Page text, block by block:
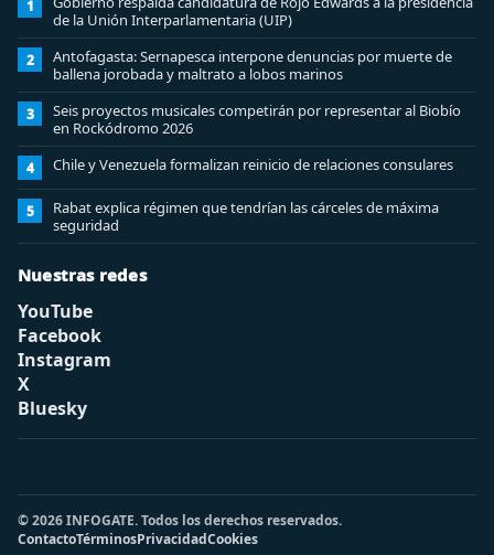
1
de la Unión Interparlamentaria (UIP)
2
Antofagasta: Sernapesca interpone denuncias por muerte de
ballena jorobada y maltrato a lobos marinos
3
Seis proyectos musicales competirán por representar al Biobío
en Rockódromo 2026
4 Chile y Venezuela formalizan reinicio de relaciones consulares
5
Rabat explica régimen que tendrían las cárceles de máxima
seguridad
Nuestras redes
YouTube
Facebook
Instagram
X
Bluesky
© 2026 INFOGATE. Todos los derechos reservados.
ContactoTérminosPrivacidadCookies